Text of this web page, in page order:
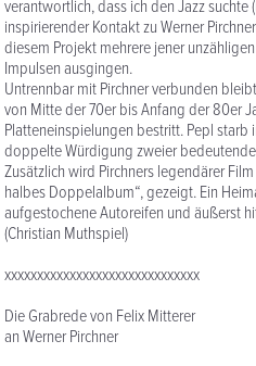
verantwortlich, dass ich den Jazz
inspirierender Kontakt zu Werner
diesem Projekt mehrere jener
Impulsen ausgingen.
Untrennbar mit Pirchner verbunden
von Mitte der 70er bis Anfang der 80er
Platteneinspielungen bestritt. Pepl
doppelte Würdigung zweier
Zusätzlich wird Pirchners legendärer
halbes Doppelalbum“, gezeigt. Ein
aufgestochene Autoreifen und äußerst
(Christian Muthspiel)
xxxxxxxxxxxxxxxxxxxxxxxxxxxxxx
Die Grabrede von Felix Mitterer
an Werner Pirchner